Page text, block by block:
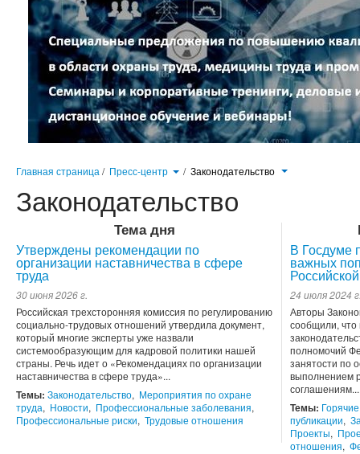
Главная страница / Пресс-центр / Законодательство
Законодательство
Тема дня
Утверждены рекомендации по
организации наставничества в сфере
труда
30 июня 2026 г.
Российская трехсторонняя комиссия по регулированию
социально-трудовых отношений утвердила документ,
который многие эксперты уже назвали
системообразующим для кадровой политики нашей
страны. Речь идет о «Рекомендациях по организации
наставничества в сфере труда»...
Темы: Законодательство, Мероприятия по охране
труда, Новости, Профессиональные заболевания,
Профессиональные риски, Трудовые отношения
В Госдуме
важных
24 июля 2024
Авторы
сообщили,
полномочий
занятости по
выполнением
соглашениям...
Темы:
публикации,
Проекты,
отношения,